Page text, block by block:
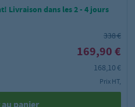
Livraison dans les 2 - 4 jours
338 €
169,90 €
168,10 €
Prix HT,
panier